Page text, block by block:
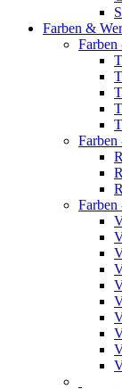
Farben &
Farben
Farben
Farben